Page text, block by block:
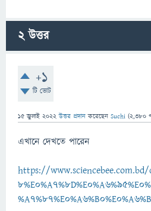
2উত্তর
+1
টি ভোট
15 জুলাই 2022 উত্তর প্রদান করেছেন Suchi (2,380
এখানে দেখতে পারেন
https://